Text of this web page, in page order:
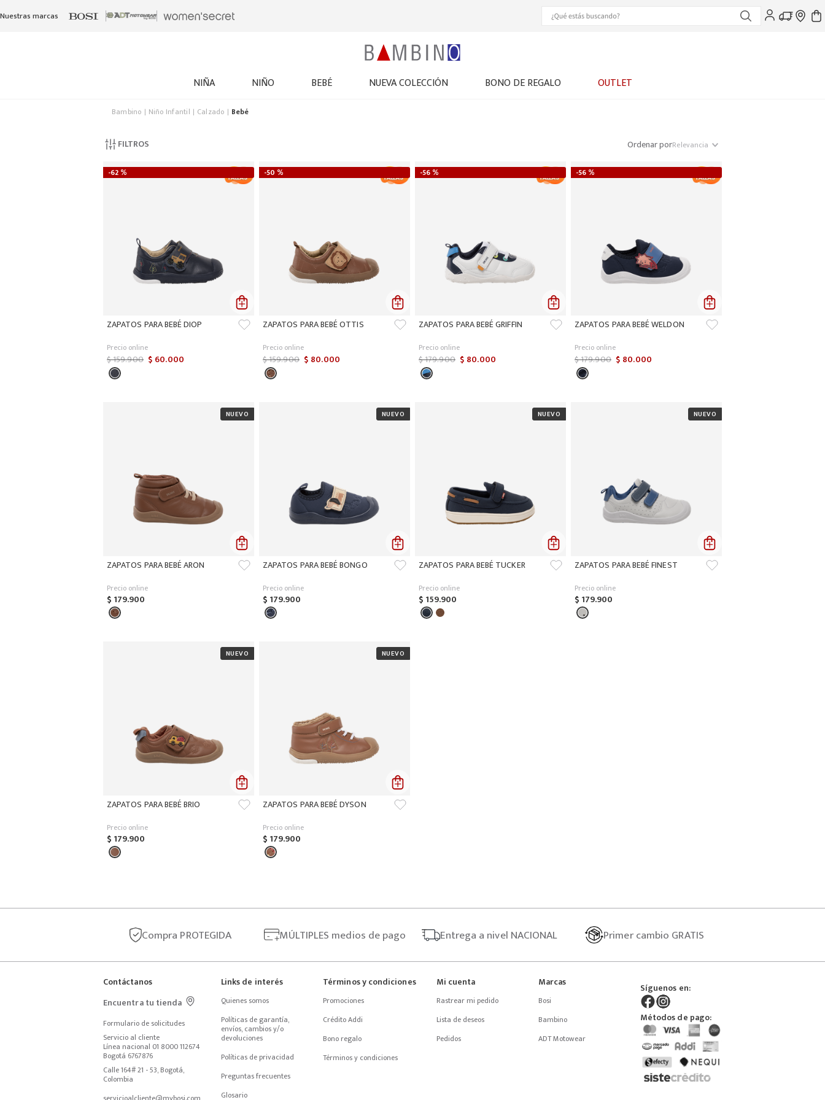
Nuestras marcas
NIÑA NIÑO BEBÉ NUEVA COLECCIÓN BONO DE REGALO OUTLET
Bambino Niño Infantil Calzado Bebé
FILTROS Ordenar porRelevancia
-62 %
ZAPATOS PARA BEBÉ DIOP
Precio online
$159.900 $ 60.000
-50 %
ZAPATOS PARA BEBÉ OTTIS
Precio online
$159.900 $ 80.000
-56 %
ZAPATOS PARA BEBÉ GRIFFIN
Precio online
$179.900 $ 80.000
-56 %
ZAPATOS PARA BEBÉ WELDON
Precio online
$179.900 $ 80.000
ZAPATOS PARA BEBÉ ARON
Precio online
$ 179.900
ZAPATOS PARA BEBÉ BONGO
Precio online
$ 179.900
ZAPATOS PARA BEBÉ TUCKER
Precio online
$ 159.900
ZAPATOS PARA BEBÉ FINEST
Precio online
$ 179.900
ZAPATOS PARA BEBÉ BRIO
Precio online
$ 179.900
ZAPATOS PARA BEBÉ DYSON
Precio online
$ 179.900
Compra PROTEGIDA MÚLTIPLES medios de pago Entrega a nivel NACIONAL Primercambio GRATIS
Contáctanos
Encuentra tu tienda
Formulario de solicitudes
Servicio al cliente
Línea nacional 01 8000 112674
Bogotá 6767876
Calle 164# 21 - 53, Bogotá,
Colombia
Links de interés
Quienes somos
Políticas de garantía,
envíos, cambios y/o
devoluciones
Políticas de privacidad
Preguntas frecuentes
Glosario
Términos y condiciones
Promociones
Crédito Addi
Bono regalo
Términos y condiciones
Mi cuenta
Rastrear mi pedido
Lista de deseos
Pedidos
Marcas
Bosi
Bambino
ADT Motowear
Síguenos en:
Métodos de pago: